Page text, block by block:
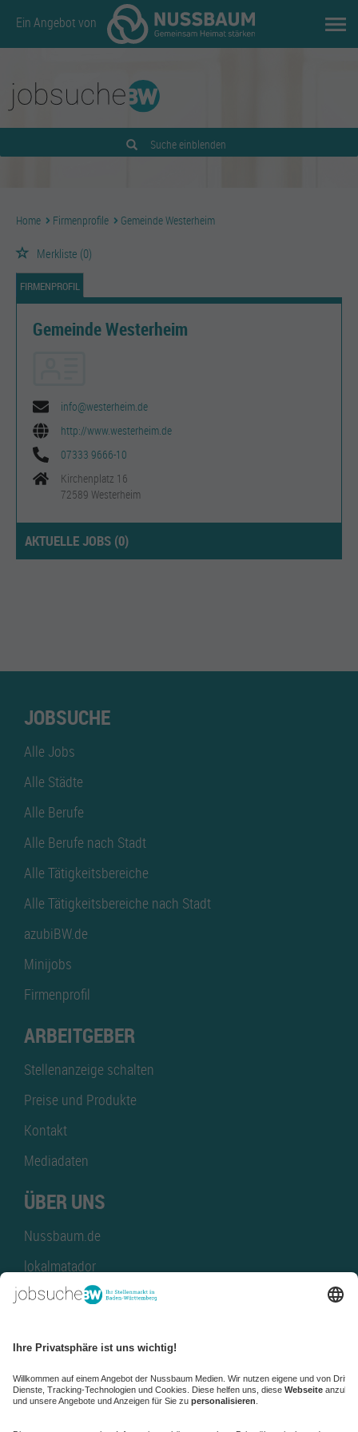
Ein Angebot von
Suche einblenden
Home Firmenprofile Gemeinde Westerheim
Merkliste (0)
FIRMENPROFIL
Gemeinde Westerheim
info@westerheim.de
http://www.westerheim.de
07333 9666-10
Kirchenplatz 16
72589 Westerheim
AKTUELLE JOBS (0)
JOBSUCHE
Alle Jobs
Alle Städte
Alle Berufe
Alle Berufe nach Stadt
Alle Tätigkeitsbereiche
Alle Tätigkeitsbereiche nach Stadt
azubiBW.de
Minijobs
Firmenprofil
ARBEITGEBER
Stellenanzeige schalten
Preise und Produkte
Kontakt
Mediadaten
ÜBER UNS
Nussbaum.de
lokalmatador
kaufinBW
NussbaumID
Nussbaum Medien